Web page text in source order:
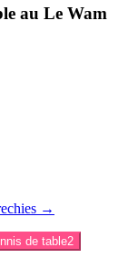
au Le Wam
→
de table2